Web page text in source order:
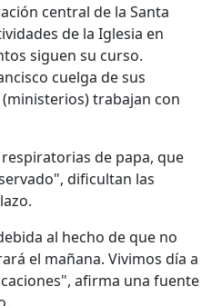
central de la Santa
de la Iglesia en
siguen su curso.
cuelga de sus
trabajan con
de papa, que
dificultan las
al hecho de que no
el mañana. Vivimos día a
afirma una fuente